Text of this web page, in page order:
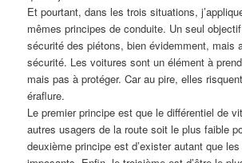
Et pourtant, dans les trois situations,
mêmes principes de conduite. Un seul
sécurité des piétons, bien évidemment, mais
sécurité. Les voitures sont un élément à
mais pas à protéger. Car au pire, elles
éraflure.
Le premier principe est que le différentiel de
autres usagers de la route soit le plus faible
deuxième principe est d’exister autant que